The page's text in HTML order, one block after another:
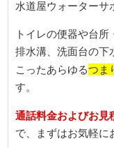
水道屋ウォーターサ
トイレの便器や台
排水溝、洗面台の下
こったあらゆるつま
す。
通話料金およびお見
で、まずはお気軽に